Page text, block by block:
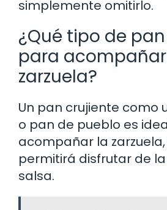
simplemente omitirlo.
¿Qué tipo de
para
zarzuela?
Un pan crujiente como
o pan de pueblo es
acompañar la
permitirá disfrutar de
salsa.